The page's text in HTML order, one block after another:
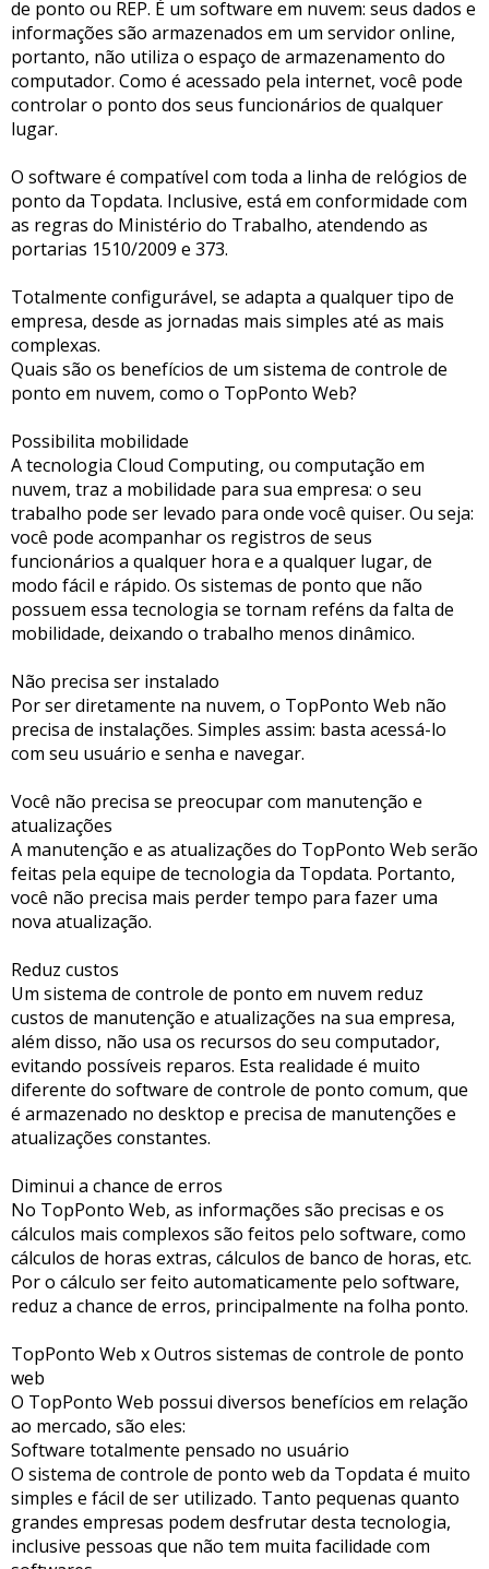
de ponto ou REP. É um software em nuvem: seus dados e
informações são armazenados em um servidor online,
portanto, não utiliza o espaço de armazenamento do
computador. Como é acessado pela internet, você pode
controlar o ponto dos seus funcionários de qualquer
lugar.
O software é compatível com toda a linha de relógios de
ponto da Topdata. Inclusive, está em conformidade com
as regras do Ministério do Trabalho, atendendo as
portarias 1510/2009 e 373.
Totalmente configurável, se adapta a qualquer tipo de
empresa, desde as jornadas mais simples até as mais
complexas.
Quais são os benefícios de um sistema de controle de
ponto em nuvem, como o TopPonto Web?
Possibilita mobilidade
A tecnologia Cloud Computing, ou computação em
nuvem, traz a mobilidade para sua empresa: o seu
trabalho pode ser levado para onde você quiser. Ou seja:
você pode acompanhar os registros de seus
funcionários a qualquer hora e a qualquer lugar, de
modo fácil e rápido. Os sistemas de ponto que não
possuem essa tecnologia se tornam reféns da falta de
mobilidade, deixando o trabalho menos dinâmico.
Não precisa ser instalado
Por ser diretamente na nuvem, o TopPonto Web não
precisa de instalações. Simples assim: basta acessá-lo
com seu usuário e senha e navegar.
Você não precisa se preocupar com manutenção e
atualizações
A manutenção e as atualizações do TopPonto Web serão
feitas pela equipe de tecnologia da Topdata. Portanto,
você não precisa mais perder tempo para fazer uma
nova atualização.
Reduz custos
Um sistema de controle de ponto em nuvem reduz
custos de manutenção e atualizações na sua empresa,
além disso, não usa os recursos do seu computador,
evitando possíveis reparos. Esta realidade é muito
diferente do software de controle de ponto comum, que
é armazenado no desktop e precisa de manutenções e
atualizações constantes.
Diminui a chance de erros
No TopPonto Web, as informações são precisas e os
cálculos mais complexos são feitos pelo software, como
cálculos de horas extras, cálculos de banco de horas, etc.
Por o cálculo ser feito automaticamente pelo software,
reduz a chance de erros, principalmente na folha ponto.
TopPonto Web x Outros sistemas de controle de ponto
web
O TopPonto Web possui diversos benefícios em relação
ao mercado, são eles:
Software totalmente pensado no usuário
O sistema de controle de ponto web da Topdata é muito
simples e fácil de ser utilizado. Tanto pequenas quanto
grandes empresas podem desfrutar desta tecnologia,
inclusive pessoas que não tem muita facilidade com